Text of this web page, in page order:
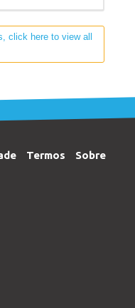
click here to view all
Termos
Sobre